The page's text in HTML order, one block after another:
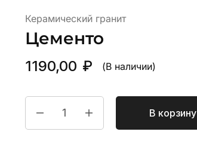
Керамический гранит
Цементо
1190,00 ₽ (В наличии)
В корзину